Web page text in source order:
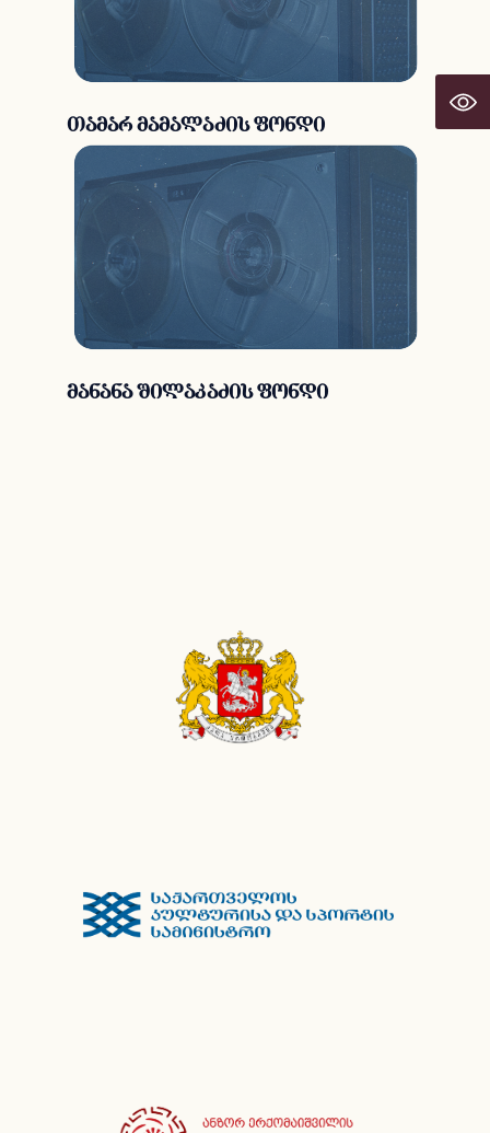
თამარ მამალაძის ფონდი
მანანა შილაკაძის ფონდი